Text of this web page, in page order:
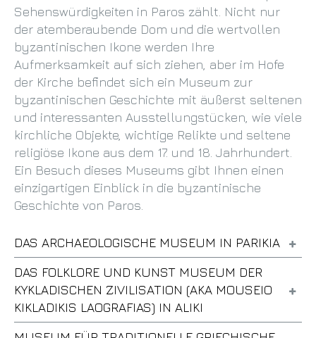
Sehenswürdigkeiten in Paros zählt. Nicht nur
der atemberaubende Dom und die wertvollen
byzantinischen Ikone werden Ihre
Aufmerksamkeit auf sich ziehen, aber im Hofe
der Kirche befindet sich ein Museum zur
byzantinischen Geschichte mit äußerst seltenen
und interessanten Ausstellungstücken, wie viele
kirchliche Objekte, wichtige Relikte und seltene
religiöse Ikone aus dem 17. und 18. Jahrhundert.
Ein Besuch dieses Museums gibt Ihnen einen
einzigartigen Einblick in die byzantinische
Geschichte von Paros.
DAS ARCHAEOLOGISCHE MUSEUM IN PARIKIA
DAS FOLKLORE UND KUNST MUSEUM DER
KYKLADISCHEN ZIVILISATION (AKA MOUSEIO
KIKLADIKIS LAOGRAFIAS) IN ALIKI